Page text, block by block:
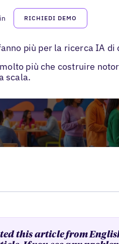
RICHIEDI DEMO
più per la ricerca IA di
più che costruire
scala.
this article from